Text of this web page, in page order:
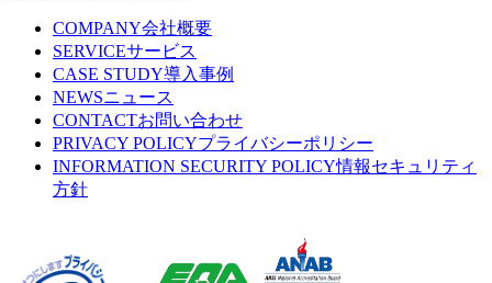
COMPANY会社概要
SERVICEサービス
CASE STUDY導入事例
NEWSニュース
CONTACTお問い合わせ
PRIVACY POLICYプライバシーポリシー
INFORMATION SECURITY POLICY情報セキュリティ
方針